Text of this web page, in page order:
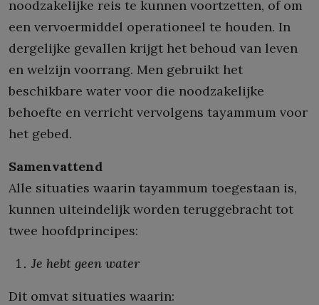
noodzakelijke reis te kunnen voortzetten, of om
een vervoermiddel operationeel te houden. In
dergelijke gevallen krijgt het behoud van leven
en welzijn voorrang. Men gebruikt het
beschikbare water voor die noodzakelijke
behoefte en verricht vervolgens tayammum voor
het gebed.
Samenvattend
Alle situaties waarin tayammum toegestaan is,
kunnen uiteindelijk worden teruggebracht tot
twee hoofdprincipes:
Je hebt geen water
Dit omvat situaties waarin: